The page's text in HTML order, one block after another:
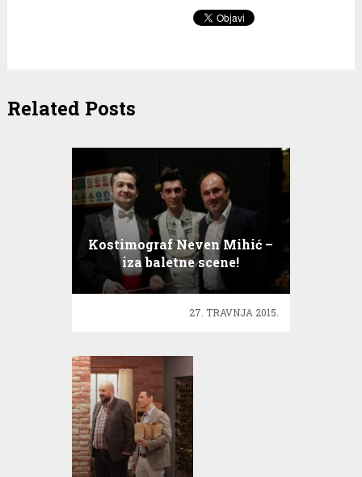
Related Posts
Kostimograf Neven Mihić –
iza baletne scene!
27. TRAVNJA 2015.